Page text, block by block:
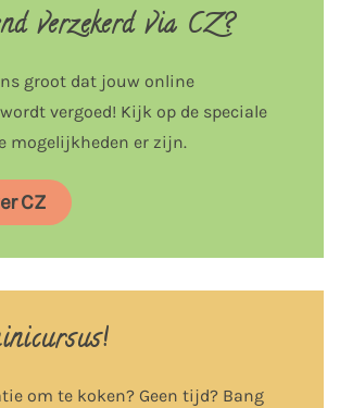
verzekerd via CZ?
groot dat jouw online
vergoed! Kijk op de speciale
mogelijkheden er zijn.
CZ
om te koken? Geen tijd? Bang